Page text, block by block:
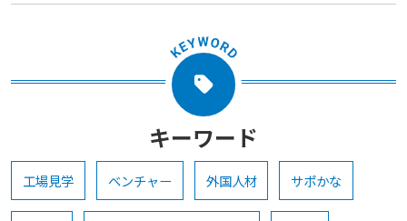
キーワード
工場見学 ベンチャー 外国人材 サポかな